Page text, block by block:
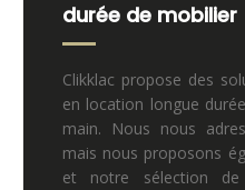
durée de mobilier
Clikklac propose des
en location longue
main. Nous nous
mais nous proposons
et notre sélection de